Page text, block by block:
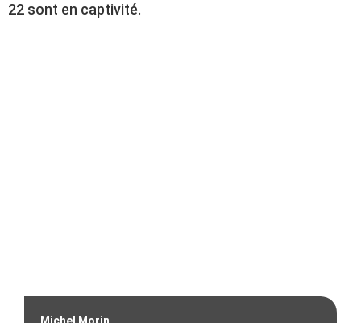
Michel Morin
22 sont en captivité.